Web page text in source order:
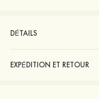
DÉTAILS
EXPÉDITION ET RETOUR